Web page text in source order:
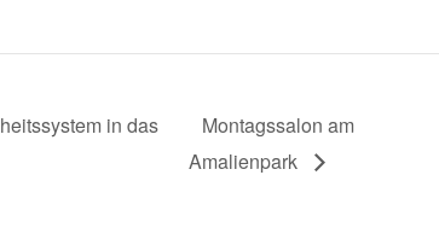
in das
Montagssalon am
Amalienpark